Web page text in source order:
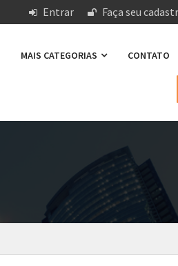
Entrar Faça seu
MAIS CATEGORIAS CONTATO